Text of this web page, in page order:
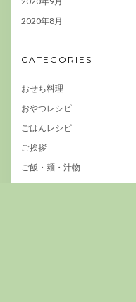
2020年8月
CATEGORIES
おせち料理
おやつレシピ
ごはんレシピ
ご挨拶
ご飯・麺・汁物